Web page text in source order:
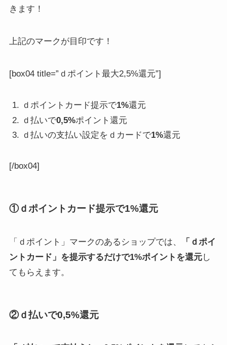
きます！
上記のマークが目印です！
[box04 title=”ｄポイント最大2,5%還元”]
ｄポイントカード提示で1%還元
ｄ払いで0,5%ポイント還元
ｄ払いの支払い設定をｄカードで1%還元
[/box04]
①ｄポイントカード提示で1%還元
「ｄポイント」マークのあるショップでは、
「ｄポイ
ントカード」を提示するだけで1%ポイントを還元し
てもらえます。
②ｄ払いで0,5%還元